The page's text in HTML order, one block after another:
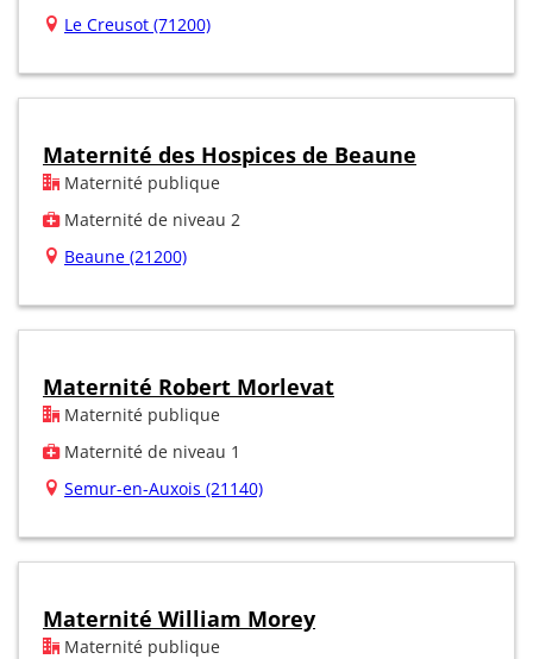
Le Creusot (71200)
Maternité des Hospices de Beaune
Maternité publique
Maternité de niveau 2
Beaune (21200)
Maternité Robert Morlevat
Maternité publique
Maternité de niveau 1
Semur-en-Auxois (21140)
Maternité William Morey
Maternité publique